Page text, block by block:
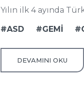
Yılın ilk 4 ayında
ASD GEMİ
DEVAMINI OKU